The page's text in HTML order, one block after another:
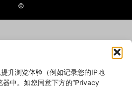
升浏览体验（例如记录您的IP地
中。如您同意下方的“Privacy
©